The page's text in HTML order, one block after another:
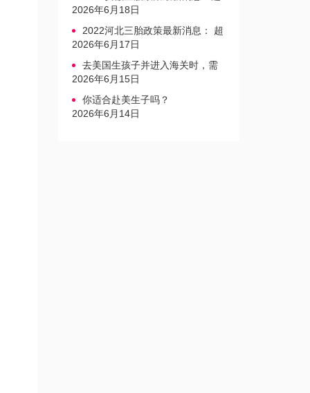
生家庭罚款标准更新
2026年6月18日
2022河北三胎政策最新消息： 超
生三孩不再缴纳社会抚养费
2026年6月17日
去美国生孩子并进入海关时，需
要注意的事项是什么？
2026年6月15日
你适合赴美生子吗？
2026年6月14日